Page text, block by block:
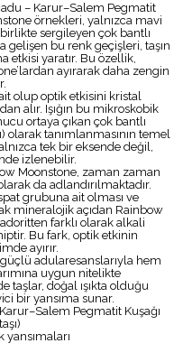
– Karur–Salem Pegmatit
örnekleri, yalnızca mavi
birlikte sergileyen çok bantlı
gelişen bu renk geçişleri, taşın
etkisi yaratır. Bu özellik,
ayırarak daha zengin
olup optik etkisini kristal
alır. Işığın bu mikroskobik
ortaya çıkan çok bantlı
olarak tanımlanmasının temel
tek bir eksende değil,
izlenebilir.
Moonstone, zaman zaman
da adlandırılmaktadır.
grubuna ait olması ve
mineralojik açıdan Rainbow
farklı olarak alkali
Bu fark, optik etkinin
ayırır.
adularesanslarıyla hem
uygun nitelikte
taşlar, doğal ışıkta olduğu
bir yansıma sunar.
Pegmatit Kuşağı
yansımaları